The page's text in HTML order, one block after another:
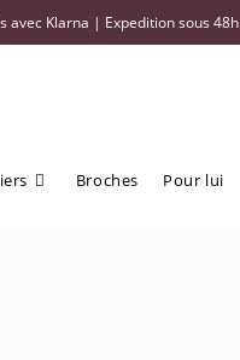
avec Klarna | Expedition sous 48h
Broches Pour lui